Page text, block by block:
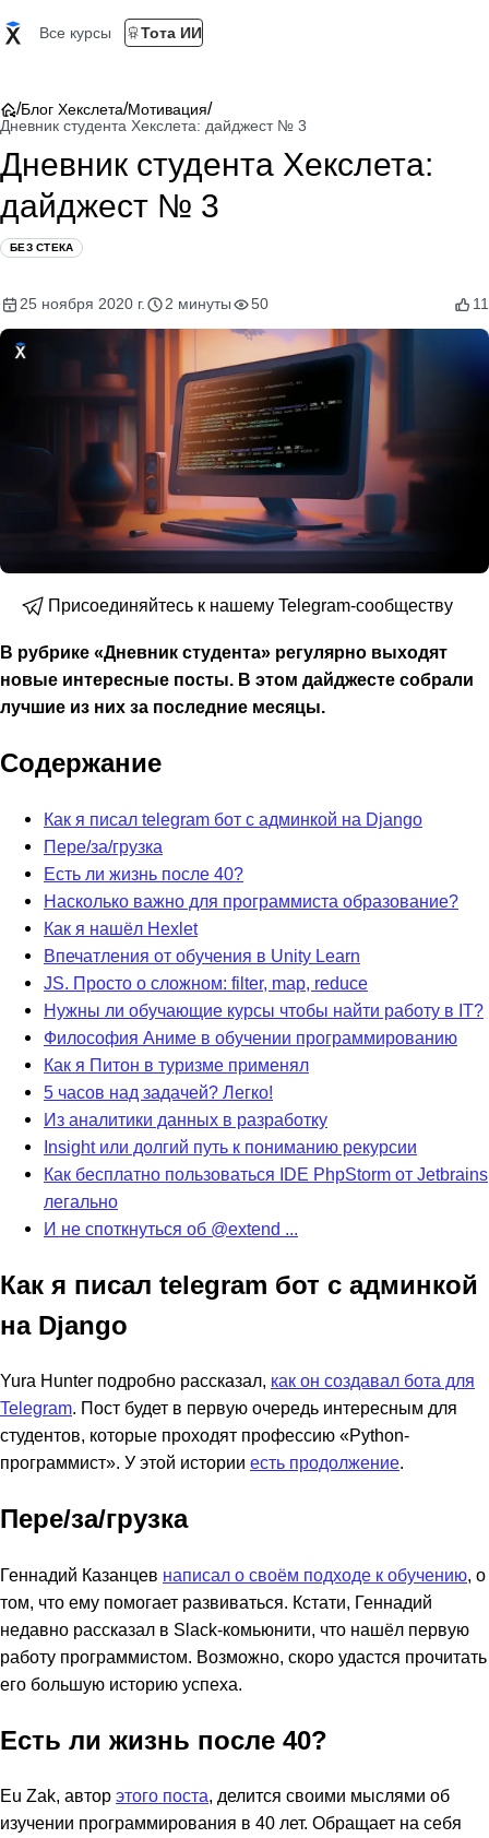
Все курсы Тота ИИ
/Блог Хекслета/Мотивация/
Дневник студента Хекслета: дайджест № 3
Дневник студента Хекслета:
дайджест № 3
БЕЗ СТЕКА
25 ноября 2020 г. 2 минуты 50 11
Присоединяйтесь к нашему Telegram-сообществу
В рубрике «Дневник студента» регулярно выходят
новые интересные посты. В этом дайджесте собрали
лучшие из них за последние месяцы.
Содержание
Как я писал telegram бот с админкой на Django
Пере/за/грузка
Есть ли жизнь после 40?
Насколько важно для программиста образование?
Как я нашёл Hexlet
Впечатления от обучения в Unity Learn
JS. Просто о сложном: filter, map, reduce
Нужны ли обучающие курсы чтобы найти работу в IT?
Философия Аниме в обучении программированию
Как я Питон в туризме применял
5 часов над задачей? Легко!
Из аналитики данных в разработку
Insight или долгий путь к пониманию рекурсии
Как бесплатно пользоваться IDE PhpStorm от Jetbrains
легально
И не споткнуться об @extend ...
Как я писал telegram бот с админкой
на Django
Yura Hunter подробно рассказал, как он создавал бота для
Telegram. Пост будет в первую очередь интересным для
студентов, которые проходят профессию «Python-
программист». У этой истории есть продолжение.
Пере/за/грузка
Геннадий Казанцев написал о своём подходе к обучению, о
том, что ему помогает развиваться. Кстати, Геннадий
недавно рассказал в Slack-комьюнити, что нашёл первую
работу программистом. Возможно, скоро удастся прочитать
его большую историю успеха.
Есть ли жизнь после 40?
Eu Zak, автор этого поста, делится своими мыслями об
изучении программирования в 40 лет. Обращает на себя